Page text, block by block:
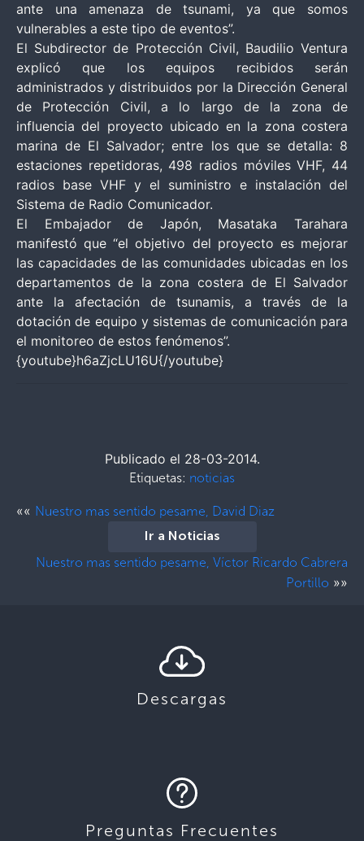
ante una amenaza de tsunami, ya que somos
vulnerables a este tipo de eventos”.
El Subdirector de Protección Civil, Baudilio Ventura
explicó que los equipos recibidos serán
administrados y distribuidos por la Dirección General
de Protección Civil, a lo largo de la zona de
influencia del proyecto ubicado en la zona costera
marina de El Salvador; entre los que se detalla: 8
estaciones repetidoras, 498 radios móviles VHF, 44
radios base VHF y el suministro e instalación del
Sistema de Radio Comunicador.
El Embajador de Japón, Masataka Tarahara
manifestó que “el objetivo del proyecto es mejorar
las capacidades de las comunidades ubicadas en los
departamentos de la zona costera de El Salvador
ante la afectación de tsunamis, a través de la
dotación de equipo y sistemas de comunicación para
el monitoreo de estos fenómenos”.
{youtube}h6aZjcLU16U{/youtube}
Publicado el 28-03-2014.
Etiquetas: noticias
«« Nuestro mas sentido pesame, David Diaz
Ir a Noticias
Nuestro mas sentido pesame, Víctor Ricardo Cabrera
Portillo »»
Descargas
Preguntas Frecuentes